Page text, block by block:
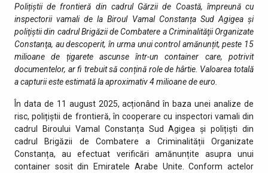
Polițiștii de frontieră din cadrul Gărzii de Coastă, împreună cu
inspectorii vamali de la Biroul Vamal Constanța Sud Agigea şi
poliţiştii din cadrul Brigăzii de Combatere a Criminalităţii Organizate
Constanţa, au descoperit, în urma unui control amănunțit, peste 15
milioane de țigarete ascunse într-un container care, potrivit
documentelor, ar fi trebuit să conțină role de hârtie. Valoarea totală
a capturii este estimată la aproximativ 4 milioane de euro.
În data de 11 august 2025, acționând în baza unei analize de
risc, polițiștii de frontieră, în cooperare cu inspectori vamali din
cadrul Biroului Vamal Constanța Sud Agigea și polițiști din
cadrul Brigăzii de Combatere a Criminalității Organizate
Constanța, au efectuat verificări amănunțite asupra unui
container sosit din Emiratele Arabe Unite. Conform actelor